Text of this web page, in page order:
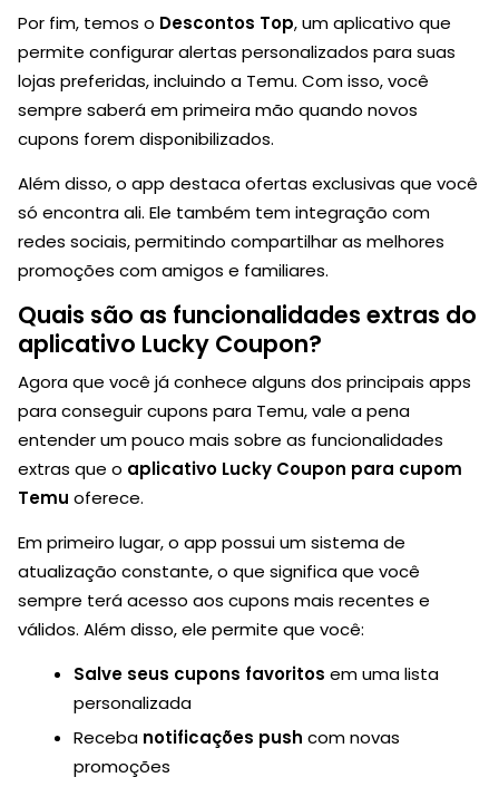
Por fim, temos o Descontos Top, um aplicativo que
permite configurar alertas personalizados para suas
lojas preferidas, incluindo a Temu. Com isso, você
sempre saberá em primeira mão quando novos
cupons forem disponibilizados.
Além disso, o app destaca ofertas exclusivas que você
só encontra ali. Ele também tem integração com
redes sociais, permitindo compartilhar as melhores
promoções com amigos e familiares.
Quais são as funcionalidades extras do
aplicativo Lucky Coupon?
Agora que você já conhece alguns dos principais apps
para conseguir cupons para Temu, vale a pena
entender um pouco mais sobre as funcionalidades
extras que o aplicativo Lucky Coupon para cupom
Temu oferece.
Em primeiro lugar, o app possui um sistema de
atualização constante, o que significa que você
sempre terá acesso aos cupons mais recentes e
válidos. Além disso, ele permite que você:
Salve seus cupons favoritos em uma lista
personalizada
Receba notificações push com novas
promoções